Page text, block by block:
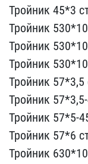
Тройн​ик 45*3
Тройни​к
Тройник
Тройник
Т​ройник 57*3,5
​Тройник
Тройник 57*5-
Тройник 57*6​
Тройник